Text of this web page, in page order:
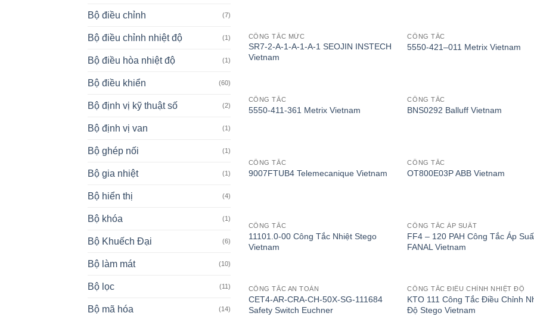
Bộ điều chỉnh (7)
Bộ điều chỉnh nhiệt độ (1)
Bộ điều hòa nhiệt độ (1)
Bộ điều khiển (60)
Bộ định vị kỹ thuật số (2)
Bộ định vị van (1)
Bộ ghép nối (1)
Bộ gia nhiệt (1)
Bộ hiển thị (4)
Bộ khóa (1)
Bộ Khuếch Đại (6)
Bộ làm mát (10)
Bộ lọc (11)
Bộ mã hóa (14)
CÔNG TẮC MỨC
SR7-2-A-1-A-1-A-1 SEOJIN INSTECH
Vietnam
CÔNG TẮC
5550-421–011 Metrix Vietnam
CÔNG TẮC
5550-411-361 Metrix Vietnam
CÔNG TẮC
BNS0292 Balluff Vietnam
CÔNG TẮC
9007FTUB4 Telemecanique Vietnam
CÔNG TẮC
OT800E03P ABB Vietnam
CÔNG TẮC
11101.0-00 Công Tắc Nhiệt Stego
Vietnam
CÔNG TẮC ÁP SUẤT
FF4 – 120 PAH Công Tắc Áp
FANAL Vietnam
CÔNG TẮC AN TOÀN
CET4-AR-CRA-CH-50X-SG-111684
Safety Switch Euchner
CÔNG TẮC ĐIỀU CHỈNH NHIỆT ĐỘ
KTO 111 Công Tắc Điều Chỉnh
Độ Stego Vietnam